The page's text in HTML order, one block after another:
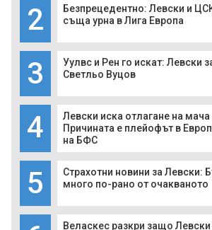
2
Безпрецедентно: Левски и
съща урна в Лига Европа
3
Уулвс и Рен го искат: Левски
Светльо Вуцов
4
Левски иска отлагане на
Причината е плейофът в
на БФС
5
Страхотни новини за Левски:
много по-рано от очакваното
Веласкес разкри защо Левски